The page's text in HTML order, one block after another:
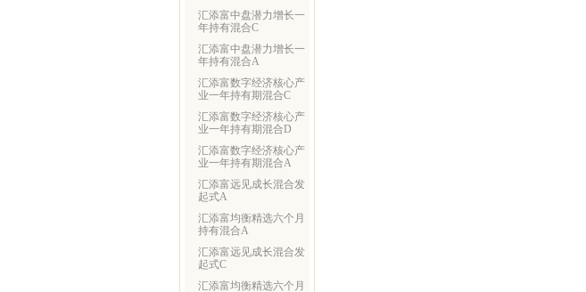
汇添富中盘潜力增长一
年持有混合C
汇添富中盘潜力增长一
年持有混合A
汇添富数字经济核心产
业一年持有期混合C
汇添富数字经济核心产
业一年持有期混合D
汇添富数字经济核心产
业一年持有期混合A
汇添富远见成长混合发
起式A
汇添富均衡精选六个月
持有混合A
汇添富远见成长混合发
起式C
汇添富均衡精选六个月